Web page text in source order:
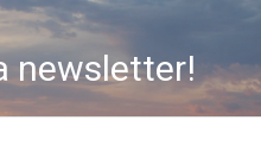
Zdj.
newsletter!